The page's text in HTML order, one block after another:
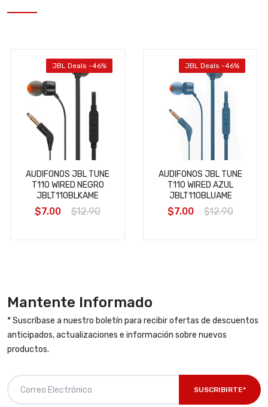
JBL Deals -46%
AUDIFONOS JBL TUNE
T110 WIRED NEGRO
JBLT110BLKAME
$7.00 $12.90
JBL Deals -46%
AUDIFONOS JBL TUNE
T110 WIRED AZUL
JBLT110BLUAME
$7.00 $12.90
Mantente Informado
* Suscríbase a nuestro boletín para recibir ofertas de descuentos
anticipados, actualizaciones e información sobre nuevos
productos.
SUSCRIBIRTE*